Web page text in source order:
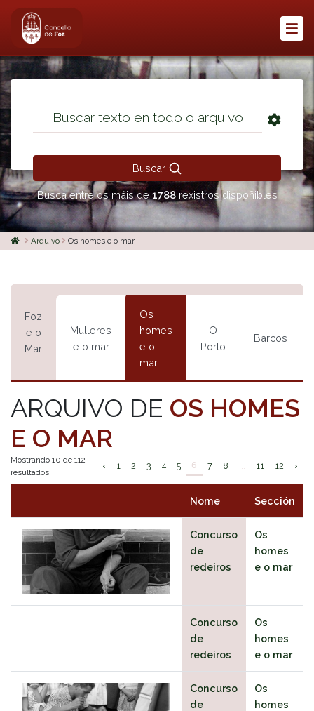
Buscar
Busca entre os máis de1788rexistros dispoñibles
Arquivo Os homes e o mar
Foz
e o
Mar
Mulleres
e o mar
Os
homes
e o
mar
O
Porto
Barcos
ARQUIVO DE OS HOMES
E O MAR
Mostrando 10 de 112
resultados
‹ 1 2 3 4 5 6 7 8 ... 11 12 ›
Nome Sección
Concurso
de
redeiros
Os
homes
e o mar
Concurso
de
redeiros
Os
homes
e o mar
Concurso
de
Os
homes